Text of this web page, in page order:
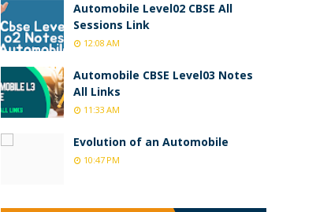
Automobile Level02 CBSE All
Sessions Link
12:08 AM
Automobile CBSE Level03 Notes
All Links
11:33 AM
Evolution of an Automobile
10:47 PM